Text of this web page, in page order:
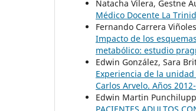
Natacha Vilera, Gestne
Médico Docente La
Fernando Carrera
Impacto de los
metabólico: estudio
Edwin González, Sara
Experiencia de la
Carlos Arvelo. Años
Edwin Martin